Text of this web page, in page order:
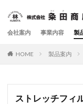
会社案内 事業内容 製
HOME 製品案内
ストレッチフィ